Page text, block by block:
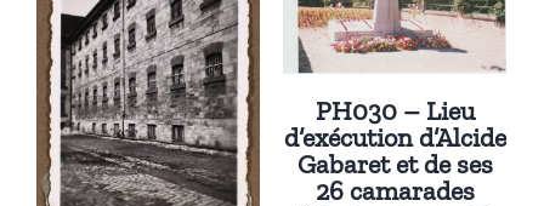
PH030 – Lieu
d’exécution d’Alcide
Gabaret et de ses
26 camarades